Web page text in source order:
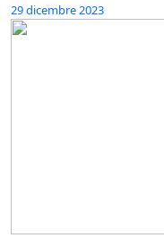
29 dicembre 2023